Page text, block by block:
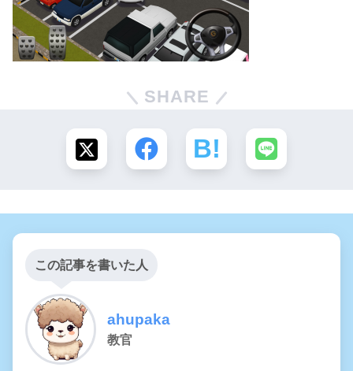
SHARE
この記事を書いた人
ahupaka
教官